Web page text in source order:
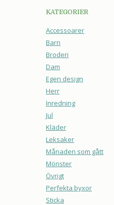
KATEGORIER
Accessoarer
Barn
Broderi
Dam
Egen design
Herr
Inredning
Jul
Kläder
Leksaker
Månaden som gått
Mönster
Övrigt
Perfekta byxor
Sticka